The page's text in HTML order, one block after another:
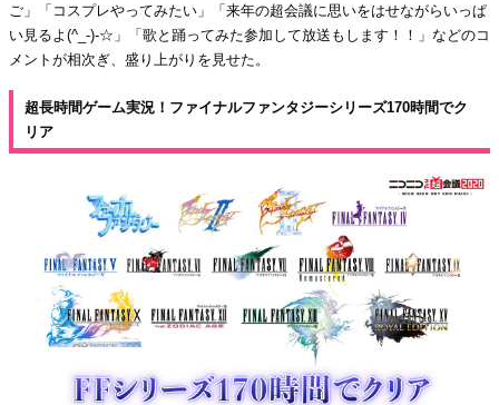
ご」「コスプレやってみたい」「来年の超会議に思いをはせながらいっぱ
い見るよ(^_-)-☆」「歌と踊ってみた参加して放送もします！！」などのコ
メントが相次ぎ、盛り上がりを見せた。
超長時間ゲーム実況！ファイナルファンタジーシリーズ170時間でク
リア